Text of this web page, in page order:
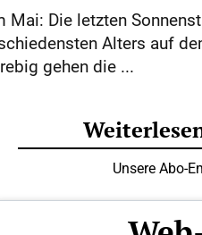
Die letzten
Alters auf
gehen die ...